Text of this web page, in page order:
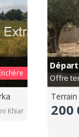
Khiar
Offre
200